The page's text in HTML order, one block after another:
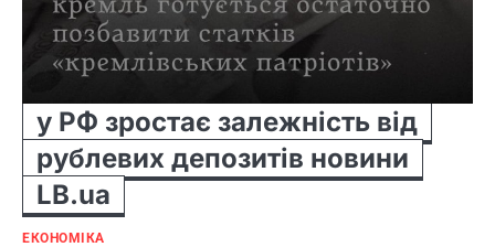
у РФ зростає залежність від
рублевих депозитів новини
LB.ua
ЕКОНОМІКА